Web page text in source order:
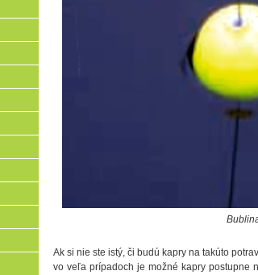
Ak si nie ste istý, či budú kapry na takúto
vo veľa prípadoch je možné kapry postupne